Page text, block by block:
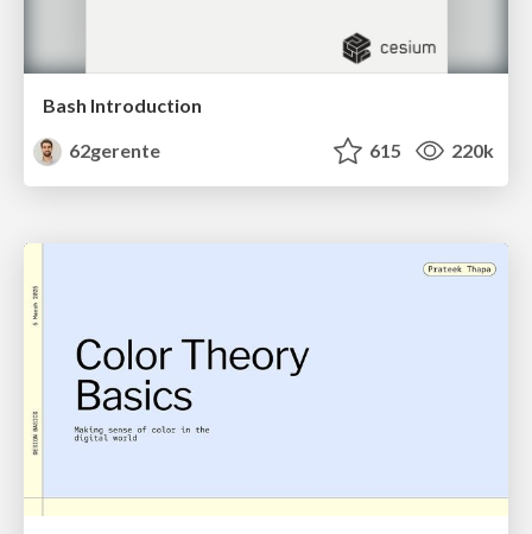
Bash Introduction
62gerente
615 220k